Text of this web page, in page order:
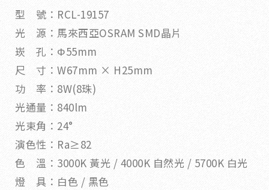
型 號：RCL-19157
光 源：馬來西亞OSRAM SMD晶片
崁 孔：Φ55mm
尺 寸：W67mm × H25mm
功 率：8W(8珠)
光通量：840lm
光束角：24°
演色性：Ra≥82
色 溫：3000K 黃光 / 4000K 自然光 / 5700K 白光
燈 具：白色 / 黑色